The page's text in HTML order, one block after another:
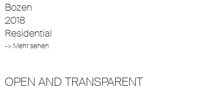
Bozen
2018
Residential
-> Mehr sehen
OPEN AND TRANSPARENT